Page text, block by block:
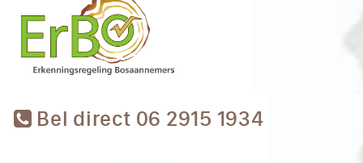
Bel direct 06 2915 1934